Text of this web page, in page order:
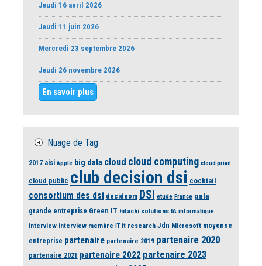
Jeudi 16 avril 2026
Jeudi 11 juin 2026
Mercredi 23 septembre 2026
Jeudi 26 novembre 2026
En savoir plus
Nuage de Tag
2017 aisi Apple big data cloud cloud computing cloud privé
cloud public club decision dsi cocktail
consortium des dsi decideom DSI etude France gala
grande entreprise Green IT hitachi solutions IA informatique
interview interview membre IT it research Jdn Microsoft moyenne
entreprise partenaire partenaire 2019 partenaire 2020
partenaire 2021 partenaire 2022 partenaire 2023